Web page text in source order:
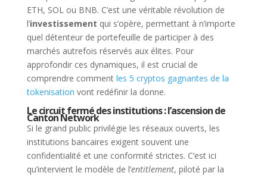
ETH, SOL ou BNB. C’est une véritable révolution de
l’investissement qui s’opère, permettant à n’importe
quel détenteur de portefeuille de participer à des
marchés autrefois réservés aux élites. Pour
approfondir ces dynamiques, il est crucial de
comprendre comment les 5 cryptos gagnantes de la
tokenisation vont redéfinir la donne.
Le circuit fermé des institutions : l’ascension de
Canton Network
Si le grand public privilégie les réseaux ouverts, les
institutions bancaires exigent souvent une
confidentialité et une conformité strictes. C’est ici
qu’intervient le modèle de l’entitlement, piloté par la